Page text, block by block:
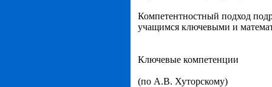
Компетентностный подход
учащимся ключевыми и
Ключевые компетенции
(по А.В. Хуторскому)